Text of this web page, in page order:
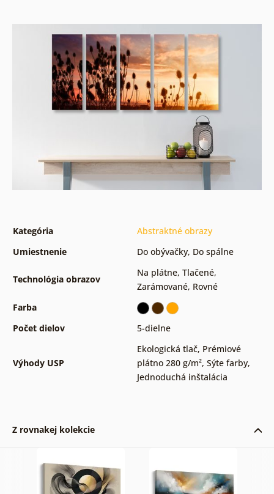
Kategória
Abstraktné obrazy
Umiestnenie
Do obývačky, Do spálne
Technológia obrazov
Na plátne, Tlačené,
Zarámované, Rovné
Farba
Počet dielov
5-dielne
Výhody USP
Ekologická tlač, Prémiové
plátno 280 g/m², Sýte farby,
Jednoduchá inštalácia
Z rovnakej kolekcie